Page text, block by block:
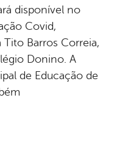
disponível no
Covid,
Tito Barros Correia,
Donino. A
de Educação de